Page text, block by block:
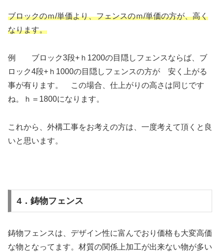
ブロックのｍ/単価より、フェンスのｍ/単価の方が、高く
なります。
例 ブロック3段+ｈ1200の目隠しフェンスならば、ブ
ロック4段+ｈ1000の目隠しフェンスの方が 安く上がる
事が有ります。 この場合、仕上がりの高さは同じです
ね。ｈ＝1800になります。
これから、外構工事をお考えの方は、一度考えて頂くと良
いと思います。
4．鋳物フェンス
鋳物フェンスは、デザイン性に富んでおり価格も大変高価
な物となってます。材質の関係上加工が出来ない物が多い